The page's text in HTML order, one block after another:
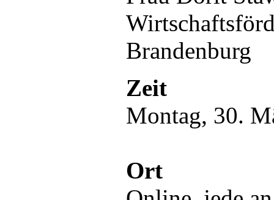
Brandenburg
Zeit
Montag, 30.
Ort